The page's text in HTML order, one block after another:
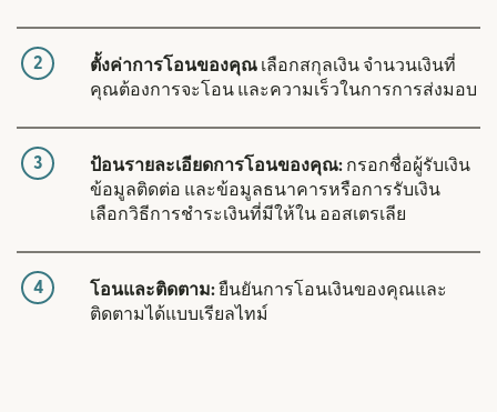
2 ตั้งค่าการโอนของคุณ เลือกสกุลเงิน จำนวนเงินที่
คุณต้องการจะโอน และความเร็วในการการส่งมอบ
3 ป้อนรายละเอียดการโอนของคุณ: กรอกชื่อผู้รับเงิน
ข้อมูลติดต่อ และข้อมูลธนาคารหรือการรับเงิน
เลือกวิธีการชำระเงินที่มีให้ใน ออสเตรเลีย
4 โอนและติดตาม:ยืนยันการโอนเงินของคุณและ
ติดตามได้แบบเรียลไทม์